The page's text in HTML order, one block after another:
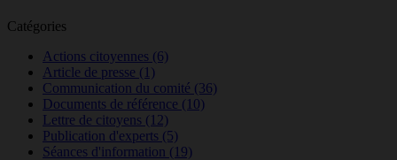
Catégories
Actions citoyennes (6)
Article de presse (1)
Communication du comité (36)
Documents de référence (10)
Lettre de citoyens (12)
Publication d'experts (5)
Séances d'information (19)